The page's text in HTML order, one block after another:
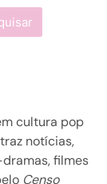
cultura pop
notícias,
filmes
Censo